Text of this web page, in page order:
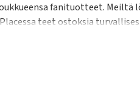
fanituotteet. Meiltä
teet ostoksia